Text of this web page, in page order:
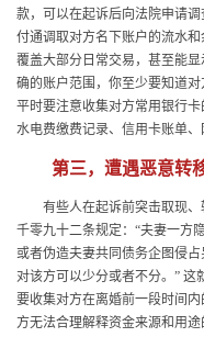
款，可以在起诉后向法院申请
付通调取对方名下账户的流水
覆盖大部分日常交易，甚至能
确的账户范围，你至少要知道
平时要注意收集对方常用银行
水电费缴费记录、信用卡账单、
第三，遭遇恶意转
有些人在起诉前突击取现
千零九十二条规定：“夫妻一方
或者伪造夫妻共同债务企图侵
对该方可以少分或者不分。” 这
要收集对方在离婚前一段时间
方无法合理解释资金来源和用